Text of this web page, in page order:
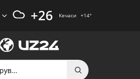
+26 Кечаси +14°